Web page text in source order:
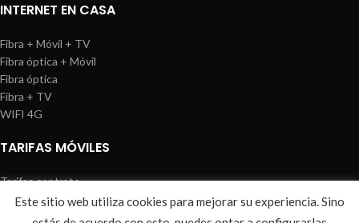
INTERNET EN CASA
Fibra + Móvil + TV
Fibra óptica + Móvil
Fibra óptica
Fibra + TV
WIFI 4G
TARIFAS MÓVILES
Tarifas contrato
Tarifas prepago
WIREDOSAFE Aviso Legal Política de Cookies |Sitemap
Este sitio web utiliza cookies para mejorar su experiencia. Sino